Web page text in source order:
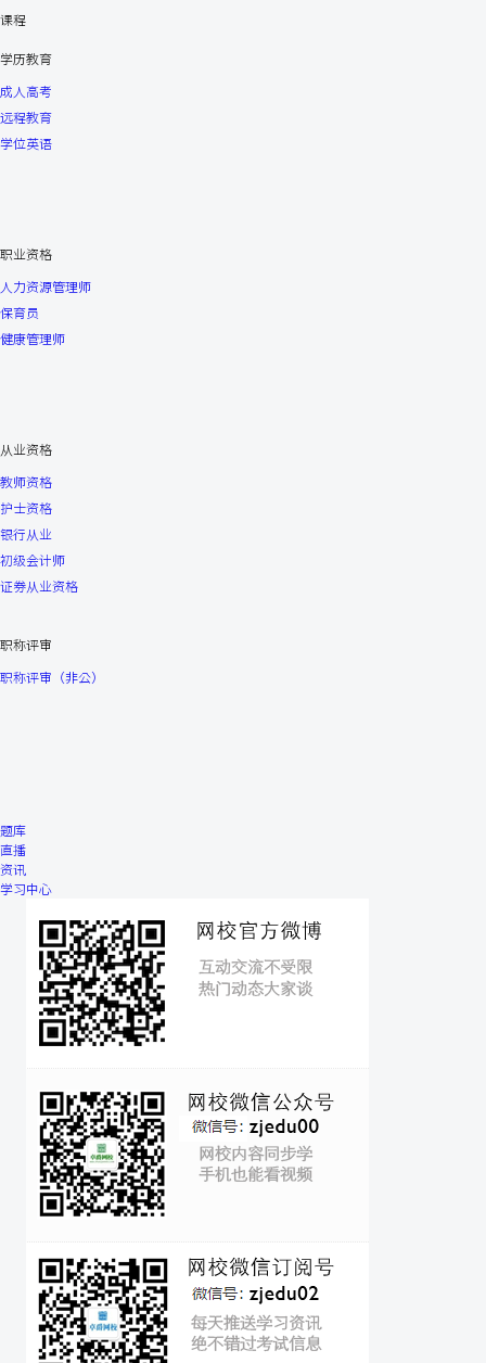
课程
学历教育
成人高考
远程教育
学位英语
职业资格
人力资源管理师
保育员
健康管理师
从业资格
教师资格
护士资格
银行从业
初级会计师
证券从业资格
职称评审
职称评审（非公）
题库
直播
资讯
学习中心